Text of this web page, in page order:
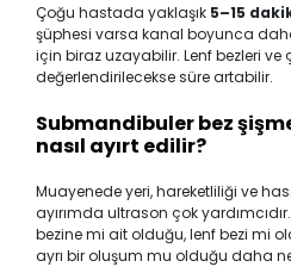
Çoğu hastada yaklaşık 5–15
şüphesi varsa kanal boyunca
için biraz uzayabilir. Lenf bezleri
değerlendirilecekse süre artabilir.
Submandibuler bez
nasıl ayırt edilir?
Muayenede yeri, hareketliliği ve
ayırımda ultrason çok
bezine mi ait olduğu, lenf bezi mi
ayrı bir oluşum mu olduğu daha